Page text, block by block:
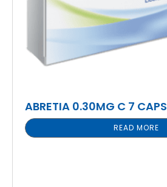
ABRETIA 0.30MG C 7 CAPS
READ MORE